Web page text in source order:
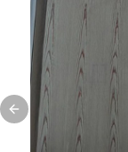
Previous slide